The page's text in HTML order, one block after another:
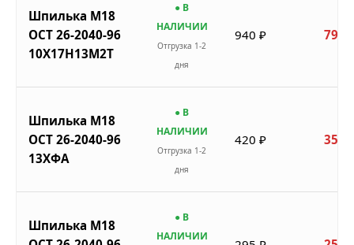
Шпилька М18
ОСТ 26-2040-96
10Х17Н13М2Т
● В
НАЛИЧИИ
Отгрузка 1-2
дня
940 ₽ 799
Шпилька М18
ОСТ 26-2040-96
13ХФА
● В
НАЛИЧИИ
Отгрузка 1-2
дня
420 ₽ 357
Шпилька М18
● В
НАЛИЧИИ